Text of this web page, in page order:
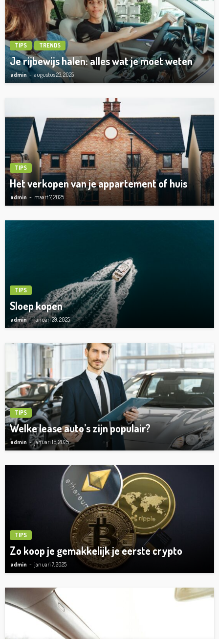
TIPS TRENDS
Je rijbewijs halen: alles wat je moet weten
admin augustus 23, 2025
TIPS
Het verkopen van je appartement of huis
admin maart 7, 2025
TIPS
Sloep kopen
admin januari 29, 2025
TIPS
Welke lease auto’s zijn populair?
admin januari 16, 2025
TIPS
Zo koop je gemakkelijk je eerste crypto
admin januari 7, 2025